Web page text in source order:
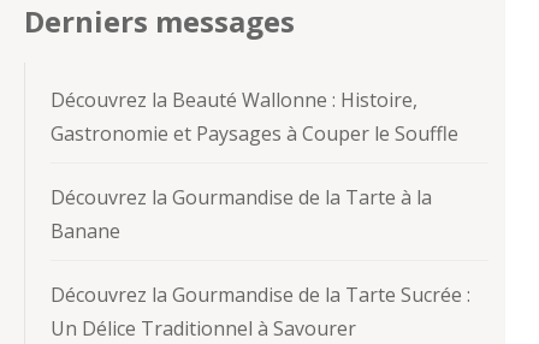
Derniers messages
Découvrez la Beauté Wallonne : Histoire,
Gastronomie et Paysages à Couper le Souffle
Découvrez la Gourmandise de la Tarte à la
Banane
Découvrez la Gourmandise de la Tarte Sucrée :
Un Délice Traditionnel à Savourer